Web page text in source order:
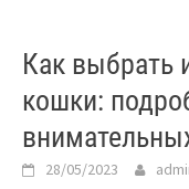
Как выбрать
кошки:
28/05/2023